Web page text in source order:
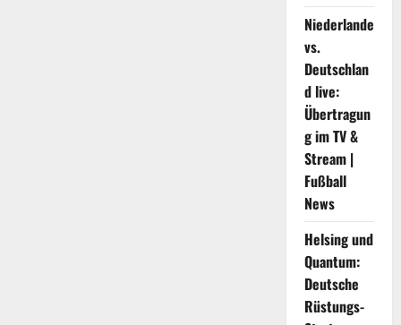
Niederlande
vs.
Deutschlan
d live:
Übertragun
g im TV &
Stream |
Fußball
News
Helsing und
Quantum:
Deutsche
Rüstungs-